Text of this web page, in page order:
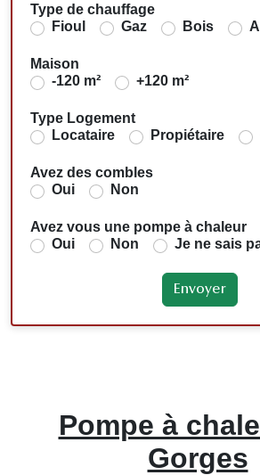
Type de chauffage
Fioul
Gaz Bois
Maison
-120 m²
+120 m²
Type Logement
Locataire
Propiétaire
Avez des combles
Oui
Non
Avez vous une pompe à chaleur
Oui
Non Je ne sais
Pompe à
Gorges